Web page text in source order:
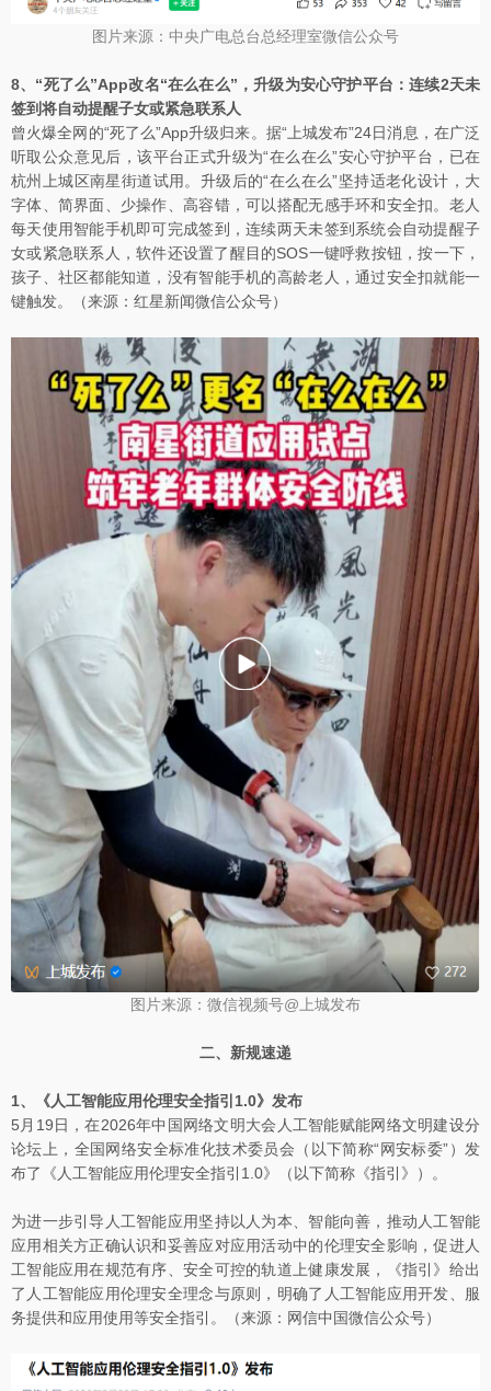
图片来源：中央广电总台总经理室微信公众号
8、“死了么”App改名“在么在么”，升级为安心守护平台：连续2天未
签到将自动提醒子女或紧急联系人
曾火爆全网的“死了么”App升级归来。据“上城发布”24日消息，在广泛
听取公众意见后，该平台正式升级为“在么在么”安心守护平台，已在
杭州上城区南星街道试用。升级后的“在么在么”坚持适老化设计，大
字体、简界面、少操作、高容错，可以搭配无感手环和安全扣。老人
每天使用智能手机即可完成签到，连续两天未签到系统会自动提醒子
女或紧急联系人，软件还设置了醒目的SOS一键呼救按钮，按一下，
孩子、社区都能知道，没有智能手机的高龄老人，通过安全扣就能一
键触发。（来源：红星新闻微信公众号）
图片来源：微信视频号@上城发布
二、新规速递
1、《人工智能应用伦理安全指引1.0》发布
5月19日，在2026年中国网络文明大会人工智能赋能网络文明建设分
论坛上，全国网络安全标准化技术委员会（以下简称“网安标委”）发
布了《人工智能应用伦理安全指引1.0》（以下简称《指引》）。
为进一步引导人工智能应用坚持以人为本、智能向善，推动人工智能
应用相关方正确认识和妥善应对应用活动中的伦理安全影响，促进人
工智能应用在规范有序、安全可控的轨道上健康发展，《指引》给出
了人工智能应用伦理安全理念与原则，明确了人工智能应用开发、服
务提供和应用使用等安全指引。（来源：网信中国微信公众号）